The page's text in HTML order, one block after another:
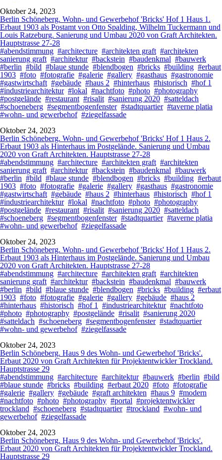
Oktober 24, 2023
Berlin Schöneberg. Wohn- und Gewerbehof 'Bricks' Hof 1 Haus 1.
Erbaut 1903 als Postamt von Otto Spalding, Wilhelm Tuckermann und
Louis Ratzeburg. Sanierung und Umbau 2020 von Graft Architekten.
Hauptstrasse 27-28
#abendstimmung #architecture #architekten graft #architekten
sanierung graft #architektur #backstein #baudenkmal #bauwerk
#berlin #bild #blaue stunde #blendbogen #bricks #building #erbaut
1903 #foto #fotografie #galerie #gallery #gasthaus #gastronomie
#gastwirtschaft #gebäude #haus 2 #hinterhaus #historisch #hof 1
#industriearchitektur #lokal #nachtfoto #photo #photography
#postgelände #restaurant #risalit #sanierung 2020 #satteldach
#schoeneberg #segmentbogenfenster #stadtquartier #taverne platia
#wohn- und gewerbehof #ziegelfassade
Oktober 24, 2023
Berlin Schöneberg. Wohn- und Gewerbehof 'Bricks' Hof 1 Haus 2.
Erbaut 1903 als Hinterhaus im Postgelände. Sanierung und Umbau
2020 von Graft Architekten. Hauptstrasse 27-28
#abendstimmung #architecture #architekten graft #architekten
sanierung graft #architektur #backstein #baudenkmal #bauwerk
#berlin #bild #blaue stunde #blendbogen #bricks #building #erbaut
1903 #foto #fotografie #galerie #gallery #gasthaus #gastronomie
#gastwirtschaft #gebäude #haus 2 #hinterhaus #historisch #hof 1
#industriearchitektur #lokal #nachtfoto #photo #photography
#postgelände #restaurant #risalit #sanierung 2020 #satteldach
#schoeneberg #segmentbogenfenster #stadtquartier #taverne platia
#wohn- und gewerbehof #ziegelfassade
Oktober 24, 2023
Berlin Schöneberg. Wohn- und Gewerbehof 'Bricks' Hof 1 Haus 2.
Erbaut 1903 als Hinterhaus im Postgelände. Sanierung und Umbau
2020 von Graft Architekten. Hauptstrasse 27-28
#abendstimmung #architecture #architekten graft #architekten
sanierung graft #architektur #backstein #baudenkmal #bauwerk
#berlin #bild #blaue stunde #blendbogen #bricks #building #erbaut
1903 #foto #fotografie #galerie #gallery #gebäude #haus 2
#hinterhaus #historisch #hof 1 #industriearchitektur #nachtfoto
#photo #photography #postgelände #risalit #sanierung 2020
#satteldach #schoeneberg #segmentbogenfenster #stadtquartier
#wohn- und gewerbehof #ziegelfassade
Oktober 24, 2023
Berlin Schöneberg. Haus 9 des Wohn- und Gewerbehof 'Bricks'.
Erbaut 2020 von Graft Architekten für Projektentwickler Trockland.
Hauptstrasse 29
#abendstimmung #architecture #architektur #bauwerk #berlin #bild
#blaue stunde #bricks #building #erbaut 2020 #foto #fotografie
#galerie #gallery #gebäude #graft architekten #haus 9 #modern
#nachtfoto #photo #photography #portal #projektentwickler
trockland #schoeneberg #stadtquartier #trockland #wohn- und
gewerbehof #ziegelfassade
Oktober 24, 2023
Berlin Schöneberg. Haus 9 des Wohn- und Gewerbehof 'Bricks'.
Erbaut 2020 von Graft Architekten für Projektentwickler Trockland.
Hauptstrasse 29